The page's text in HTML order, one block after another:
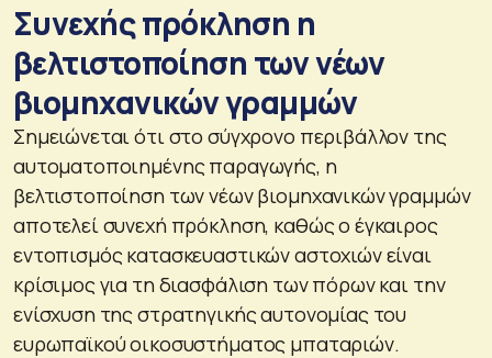
Συνεχής πρόκληση η
βελτιστοποίηση των νέων
βιομηχανικών γραμμών
Σημειώνεται ότι στο σύγχρονο περιβάλλον της
αυτοματοποιημένης παραγωγής, η
βελτιστοποίηση των νέων βιομηχανικών γραμμών
αποτελεί συνεχή πρόκληση, καθώς ο έγκαιρος
εντοπισμός κατασκευαστικών αστοχιών είναι
κρίσιμος για τη διασφάλιση των πόρων και την
ενίσχυση της στρατηγικής αυτονομίας του
ευρωπαϊκού οικοσυστήματος μπαταριών.